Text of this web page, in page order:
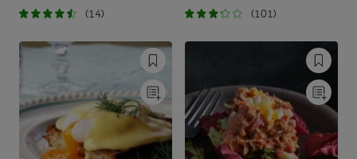
(14) (101)